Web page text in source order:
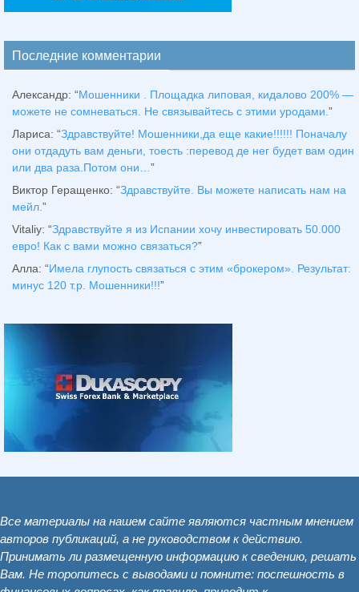
Последние комментарии
Александр: “Мошенники . Площадка липовая, кидалово 200% —
можете не сомневаться. Не связывайтесь с этими уродами. ”
Лариса: “Здравствуйтe! Мошенники,да еще какие!!!!!! Поначалу
они отдадуть вам деньги, тоесть :перевод де нег будет вам один
или два раза.Потом они… ”
Виктор Геращенко: “Здравствуйте. Вы можете написать нам на
мейл. ”
Vitaliy: “Здравствуйте я из Испании хочу инвестировать 50.000
евро! Как с вами можно связаться?”
Алла: “Имела глупость связаться с этим «брокером». Результат:
минус 120 т.р. Мошенники!!!”
Все материалы на нашем сайте являются частным мнением
авторов публикаций, а не руководством к действию.
Принимать ли размещенную информацию к сведению, решать
Вам. Не торопитесь с выводами и помните: поспешность в